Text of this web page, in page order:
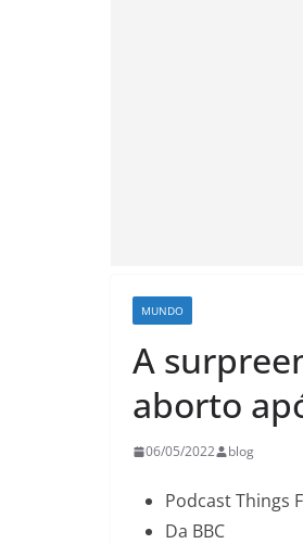
MUNDO
A
aborto
06/05/2022 blog
Podcast Things
Da BBC